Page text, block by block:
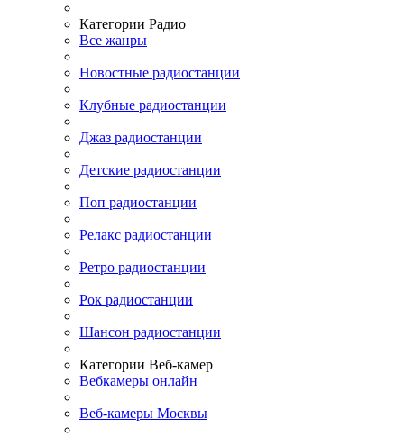
Категории Радио
Все жанры
Новостные радиостанции
Клубные радиостанции
Джаз радиостанции
Детские радиостанции
Поп радиостанции
Релакс радиостанции
Ретро радиостанции
Рок радиостанции
Шансон радиостанции
Категории Веб-камер
Вебкамеры онлайн
Веб-камеры Москвы